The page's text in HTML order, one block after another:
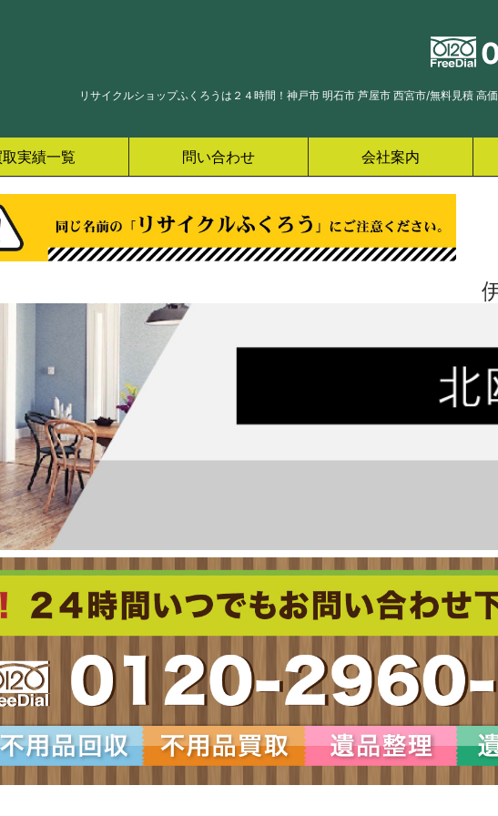
リサイクルショップふくろうは２４時間！神戸市 明石市 芦屋市 西宮市/無料見積 高
実績一覧 問い合わせ 会社案内